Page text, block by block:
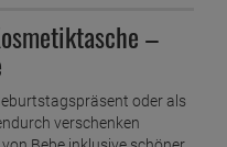
–
oder als
verschenken